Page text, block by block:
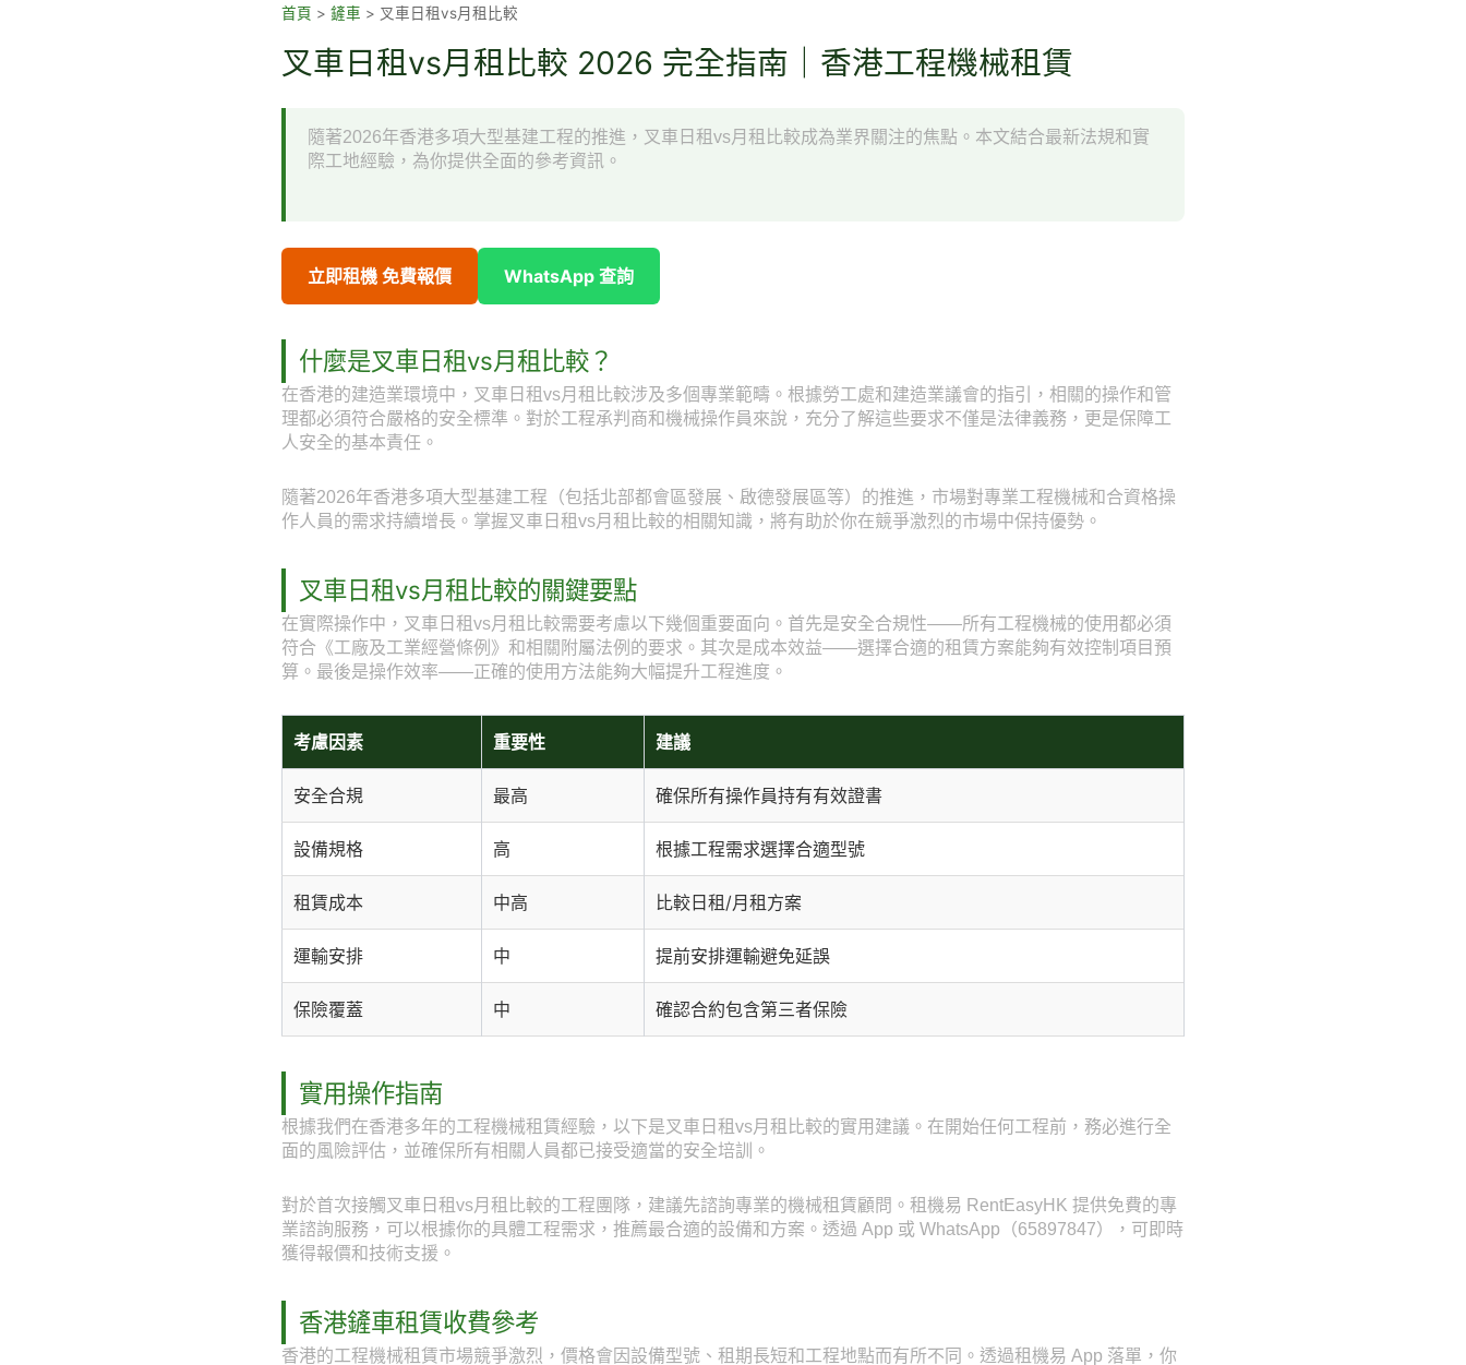
首頁 > 鏟車 > 叉車日租vs月租比較
叉車日租vs月租比較 2026 完全指南｜香港工程機械租賃
隨著2026年香港多項大型基建工程的推進，叉車日租vs月租比較成為業界關注的焦點。本文結合最新法規和實
際工地經驗，為你提供全面的參考資訊。
立即租機 免費報價 WhatsApp 查詢
什麼是叉車日租vs月租比較？
在香港的建造業環境中，叉車日租vs月租比較涉及多個專業範疇。根據勞工處和建造業議會的指引，相關的操作和管
理都必須符合嚴格的安全標準。對於工程承判商和機械操作員來說，充分了解這些要求不僅是法律義務，更是保障工
人安全的基本責任。
隨著2026年香港多項大型基建工程（包括北部都會區發展、啟德發展區等）的推進，市場對專業工程機械和合資格操
作人員的需求持續增長。掌握叉車日租vs月租比較的相關知識，將有助於你在競爭激烈的市場中保持優勢。
叉車日租vs月租比較的關鍵要點
在實際操作中，叉車日租vs月租比較需要考慮以下幾個重要面向。首先是安全合規性——所有工程機械的使用都必須
符合《工廠及工業經營條例》和相關附屬法例的要求。其次是成本效益——選擇合適的租賃方案能夠有效控制項目預
算。最後是操作效率——正確的使用方法能夠大幅提升工程進度。
考慮因素 重要性 建議
安全合規 最高 確保所有操作員持有有效證書
設備規格 高 根據工程需求選擇合適型號
租賃成本 中高 比較日租/月租方案
運輸安排 中 提前安排運輸避免延誤
保險覆蓋 中 確認合約包含第三者保險
實用操作指南
根據我們在香港多年的工程機械租賃經驗，以下是叉車日租vs月租比較的實用建議。在開始任何工程前，務必進行全
面的風險評估，並確保所有相關人員都已接受適當的安全培訓。
對於首次接觸叉車日租vs月租比較的工程團隊，建議先諮詢專業的機械租賃顧問。租機易 RentEasyHK 提供免費的專
業諮詢服務，可以根據你的具體工程需求，推薦最合適的設備和方案。透過 App 或 WhatsApp（65897847），可即時
獲得報價和技術支援。
香港鏟車租賃收費參考
香港的工程機械租賃市場競爭激烈，價格會因設備型號、租期長短和工程地點而有所不同。透過租機易 App 落單，你